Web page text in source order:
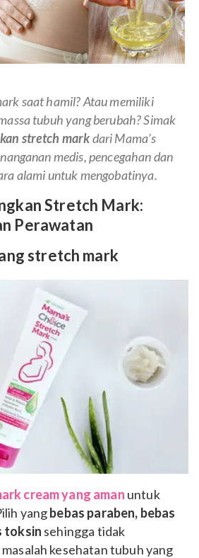
saat hamil? Atau memiliki
tubuh yang berubah? Simak
stretch markdari Mama’s
medis, pencegahan dan
alami untuk mengobatinya.
Stretch Mark:
Perawatan
stretch mark
cream yang aman untuk
yangbebas paraben, bebas
toksin sehingga tidak
kesehatan tubuh yang